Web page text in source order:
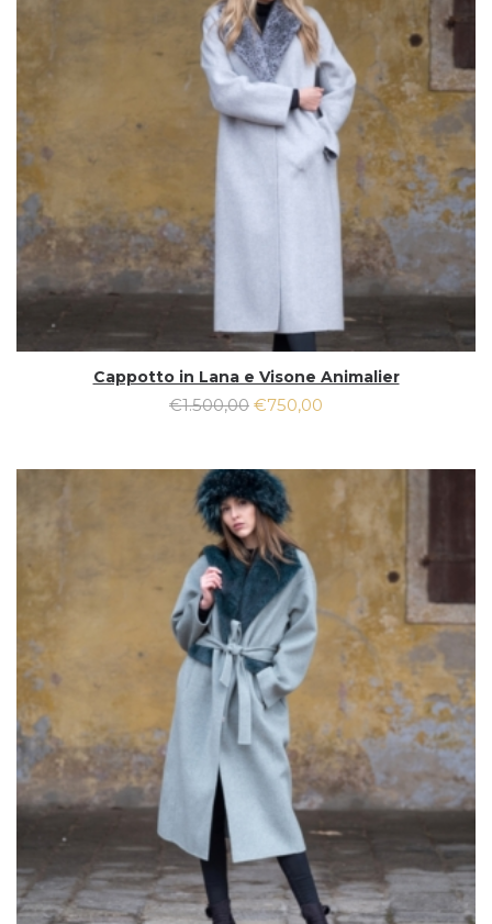
Cappotto in Lana e Visone Animalier
€1.500,00 €750,00